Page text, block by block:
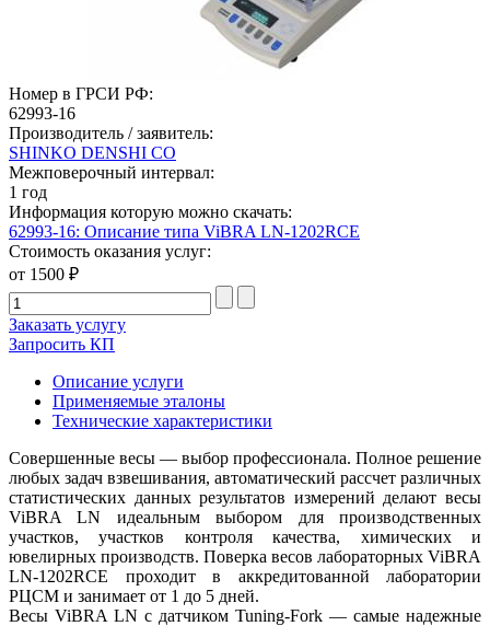
Номер в ГРСИ РФ:
62993-16
Производитель / заявитель:
SHINKO DENSHI CO
Межповерочный интервал:
1 год
Информация которую можно скачать:
62993-16: Описание типа ViBRA LN-1202RCE
Стоимость оказания услуг:
от 1500 ₽
Заказать услугу
Запросить КП
Описание услуги
Применяемые эталоны
Технические характеристики
Совершенные весы — выбор профессионала. Полное решение
любых задач взвешивания, автоматический рассчет различных
статистических данных результатов измерений делают весы
ViBRA LN идеальным выбором для производственных
участков, участков контроля качества, химических и
ювелирных производств. Поверка весов лабораторных ViBRA
LN-1202RCE проходит в аккредитованной лаборатории
РЦСМ и занимает от 1 до 5 дней.
Весы ViBRA LN с датчиком Tuning-Fork — самые надежные